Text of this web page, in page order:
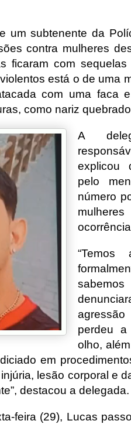
um subtenente da
contra mulheres
ficaram com
está o de uma
com uma faca
como nariz
A
explicou
pelo
número
perdeu
olho,
em
lesão corporal e
destacou a delegada.
feira (29), Lucas